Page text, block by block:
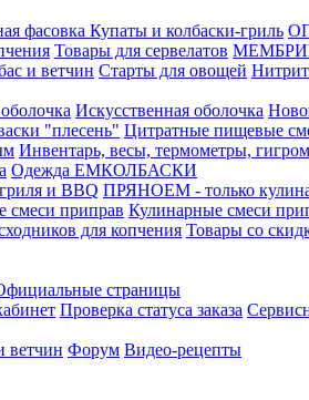
фасовка Купаты и колбаски-гриль
Товары для сервелатов МЕМБРИН
и ветчин Старты для овощей
Искусственная оболочка
"плесень" Цитратные пищевые
Инвентарь, весы, термометры,
Одежда ЕМКОЛБАСКИ
и BBQ ПРЯНОЕМ - только
смеси приправ Кулинарные смеси
для копчения Товары со
страницы
Проверка статуса заказа
ветчин Форум Видео-рецепты